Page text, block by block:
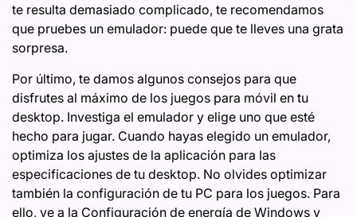
te resulta demasiado complicado, te recomendamos
que pruebes un emulador: puede que te lleves una grata
sorpresa.
Por último, te damos algunos consejos para que
disfrutes al máximo de los juegos para móvil en tu
desktop. Investiga el emulador y elige uno que esté
hecho para jugar. Cuando hayas elegido un emulador,
optimiza los ajustes de la aplicación para las
especificaciones de tu desktop. No olvides optimizar
también la configuración de tu PC para los juegos. Para
ello, ve a la Configuración de energía de Windows y